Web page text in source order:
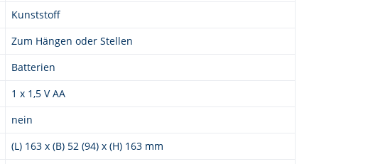
Kunststoff
Zum Hängen oder Stellen
Batterien
1 x 1,5 V AA
nein
(L) 163 x (B) 52 (94) x (H) 163 mm